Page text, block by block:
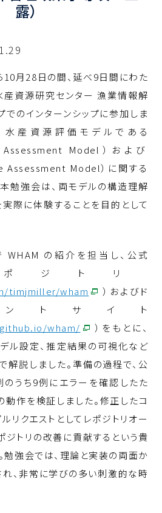
露）
10月28日の間、延べ9日間にわた
産資源研究センター 漁業情報解
のインターンシップに参加しま
水産資源評価モデルである
Model ）および
Assessment Model）に関する
勉強会は、両モデルの構造理解
際に体験することを目的として
WHAM の紹介を担当し、公式
ポジトリ
timjmiller/wham
）およびド
トサイト
wham/
）をもとに、
ル設定、推定結果の可視化など
解説しました。準備の過程で、公
のうち9例にエラーを確認したた
動作を検証しました。修正したコ
ルリクエストとしてレポジトリオー
ジトリの改善に貢献するという貴
勉強会では、理論と実装の両面か
、非常に学びの多い刺激的な時